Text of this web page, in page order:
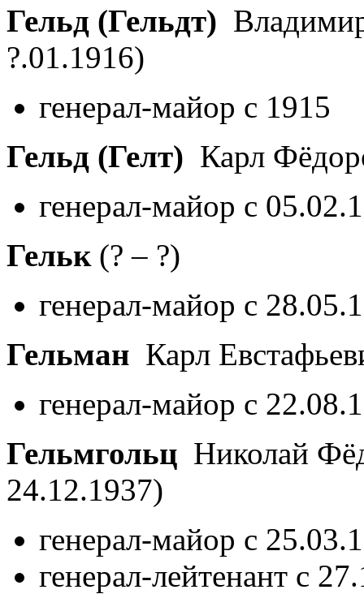
Гельд (Гельдт)
?.01.1916)
генерал-майор с 1915
Гельд (Гелт) Карл
генерал-майор с
Гельк (? – ?)
генерал-майор с
Гельман Карл
генерал-майор с
Гельмгольц Николай
24.12.1937)
генерал-майор с
генерал-лейтенант с